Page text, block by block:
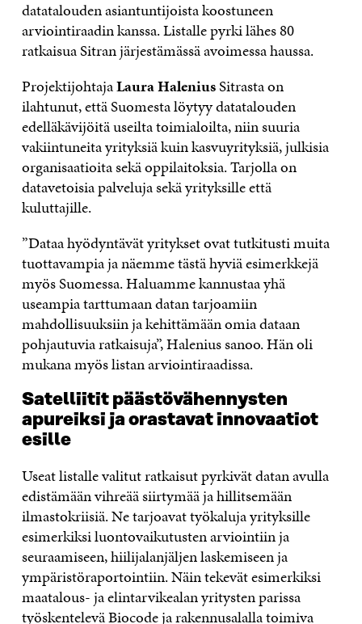
datatalouden asiantuntijoista koostuneen
arviointiraadin kanssa. Listalle pyrki lähes 80
ratkaisua Sitran järjestämässä avoimessa haussa.
ProjektijohtajaLaura HaleniusSitrasta on
ilahtunut, että Suomesta löytyy datatalouden
edelläkävijöitä useilta toimialoilta, niin suuria
vakiintuneita yrityksiä kuin kasvuyrityksiä, julkisia
organisaatioita sekä oppilaitoksia. Tarjolla on
datavetoisia palveluja sekä yrityksille että
kuluttajille.
”Dataa hyödyntävät yritykset ovat tutkitusti muita
tuottavampia ja näemme tästä hyviä esimerkkejä
myös Suomessa. Haluamme kannustaa yhä
useampia tarttumaan datan tarjoamiin
mahdollisuuksiin ja kehittämään omia dataan
pohjautuvia ratkaisuja”, Halenius sanoo. Hän oli
mukana myös listan arviointiraadissa.
Satelliitit päästövähennysten
apureiksi ja orastavat innovaatiot
esille
Useat listalle valitut ratkaisut pyrkivät datan avulla
edistämään vihreää siirtymää ja hillitsemään
ilmastokriisiä. Ne tarjoavat työkaluja yrityksille
esimerkiksi luontovaikutusten arviointiin ja
seuraamiseen, hiilijalanjäljen laskemiseen ja
ympäristöraportointiin. Näin tekevät esimerkiksi
maatalous- ja elintarvikealan yritysten parissa
työskentelevä Biocode ja rakennusalalla toimiva